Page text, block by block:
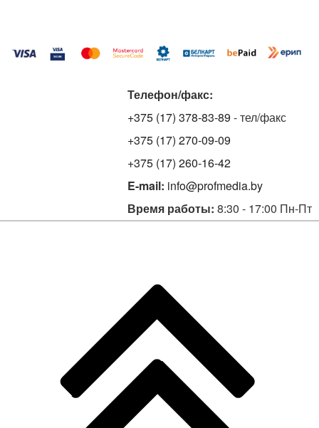
Телефон/факс:
+375 (17) 378-83-89 - тел/факс
+375 (17) 270-09-09
+375 (17) 260-16-42
E-mail: info@profmedia.by
Время работы: 8:30 - 17:00 Пн-Пт